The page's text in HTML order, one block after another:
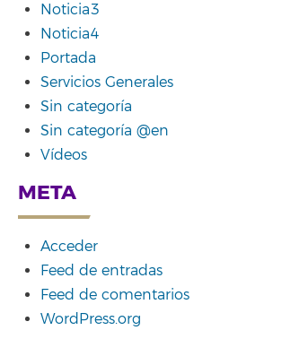
Noticia3
Noticia4
Portada
Servicios Generales
Sin categoría
Sin categoría @en
Vídeos
META
Acceder
Feed de entradas
Feed de comentarios
WordPress.org